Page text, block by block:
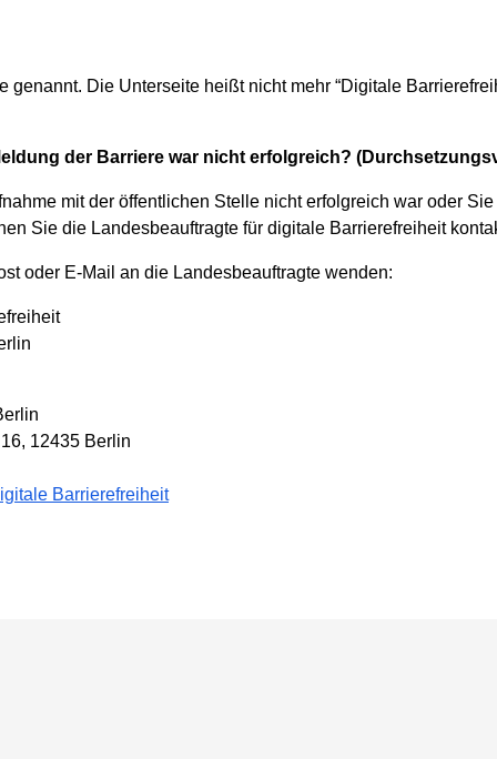
Die Unterseite heißt nicht mehr “Digitale
der Barriere war nicht erfolgreich?
mit der öffentlichen Stelle nicht erfolgreich war oder
Sie die Landesbeauftragte für digitale Barrierefreiheit
oder E-Mail an die Landesbeauftragte wenden:
12435 Berlin
Barrierefreiheit